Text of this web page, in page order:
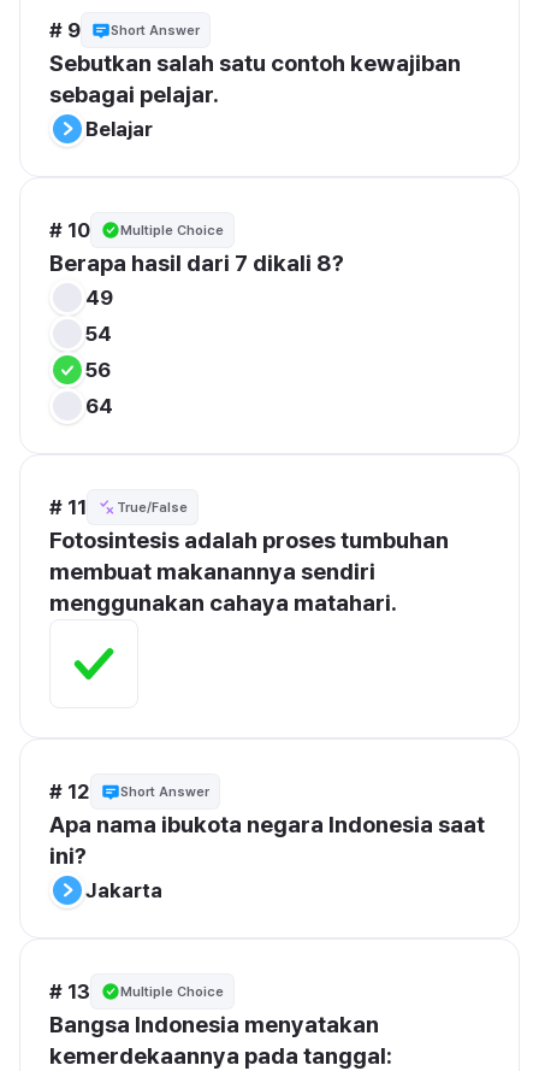
# 9 Short Answer
Sebutkan salah satu contoh kewajiban
sebagai pelajar.
Belajar
# 10 Multiple Choice
Berapa hasil dari 7 dikali 8?
49
54
56
64
# 11 True/False
Fotosintesis adalah proses tumbuhan
membuat makanannya sendiri
menggunakan cahaya matahari.
# 12 Short Answer
Apa nama ibukota negara Indonesia saat
ini?
Jakarta
# 13 Multiple Choice
Bangsa Indonesia menyatakan
kemerdekaannya pada tanggal: